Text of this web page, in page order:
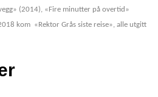
(2014), «Fire minutter på overtid»
kom «Rektor Grås siste reise», alle utgitt